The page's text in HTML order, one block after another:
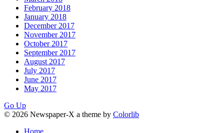
February 2018
January 2018
December 2017
November 2017
October 2017
September 2017
August 2017
July 2017
June 2017
May 2017
Go Up
© 2026 Newspaper-X a theme by Colorlib